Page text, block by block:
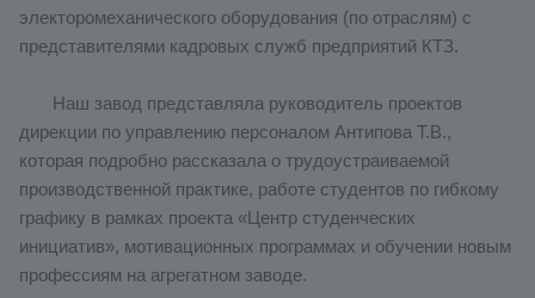
электоромеханического оборудования (по отраслям) с
представителями кадровых служб предприятий КТЗ.
Наш завод представляла руководитель проектов
дирекции по управлению персоналом Антипова Т.В.,
которая подробно рассказала о трудоустраиваемой
производственной практике, работе студентов по гибкому
графику в рамках проекта «Центр студенческих
инициатив», мотивационных программах и обучении новым
профессиям на агрегатном заводе.